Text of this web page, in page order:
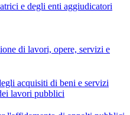
e degli enti aggiudicatori
di lavori, opere, servizi e
acquisiti di beni e servizi
lavori pubblici